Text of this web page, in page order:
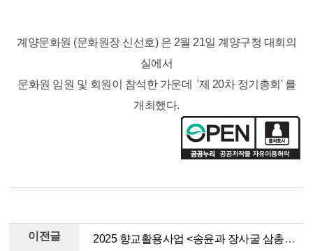
계양문화원 (문화원장 신선호) 은 2월 21일 계양구청 대회의
실에서
문화원 임원 및 회원이 참석한 가운데 '제 20차 정기총회' 를
개최했다.
이전글 2025 향교활용사업 <송윤과 장사굴 삼총사, 위패 구출 대작전>